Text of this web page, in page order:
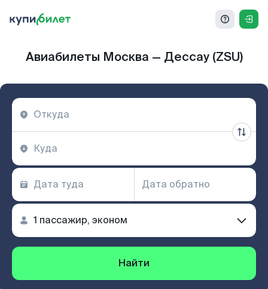
Авиабилеты Москва — Дессау (ZSU)
Найти